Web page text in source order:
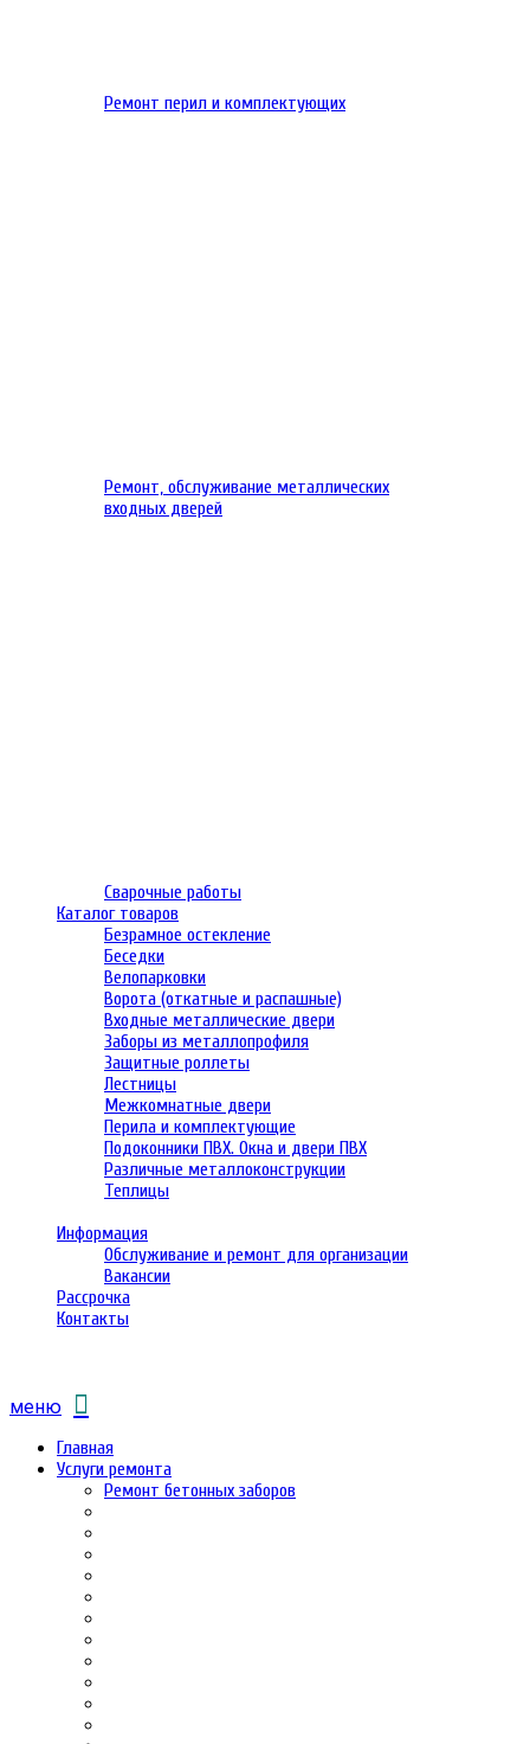
Ремонт перил и комплектующих
Ремонт, обслуживание металлических
входных дверей
Сварочные работы
Каталог товаров
Безрамное остекление
Беседки
Велопарковки
Ворота (откатные и распашные)
Входные металлические двери
Заборы из металлопрофиля
Защитные роллеты
Лестницы
Межкомнатные двери
Перила и комплектующие
Подоконники ПВХ. Окна и двери ПВХ
Различные металлоконструкции
Теплицы
Информация
Обслуживание и ремонт для организации
Вакансии
Рассрочка
Контакты
меню
Главная
Услуги ремонта
Ремонт бетонных заборов